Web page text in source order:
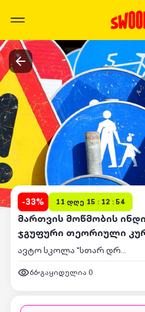
-33% 11 დღე 15 : 12 : 54
მართვის მოწმობის
ჯგუფური თეორიული
ავტო სკოლა "სთარ დრაივი"
66 გაყიდულია 0